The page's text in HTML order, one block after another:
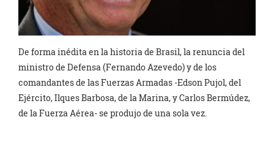
De forma inédita en la historia de Brasil, la renuncia del
ministro de Defensa (Fernando Azevedo) y de los
comandantes de las Fuerzas Armadas -Edson Pujol, del
Ejército, Ilques Barbosa, de la Marina, y Carlos Bermúdez,
de la Fuerza Aérea- se produjo de una sola vez.